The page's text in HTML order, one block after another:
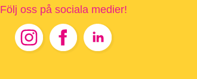
Följ oss på sociala medier!